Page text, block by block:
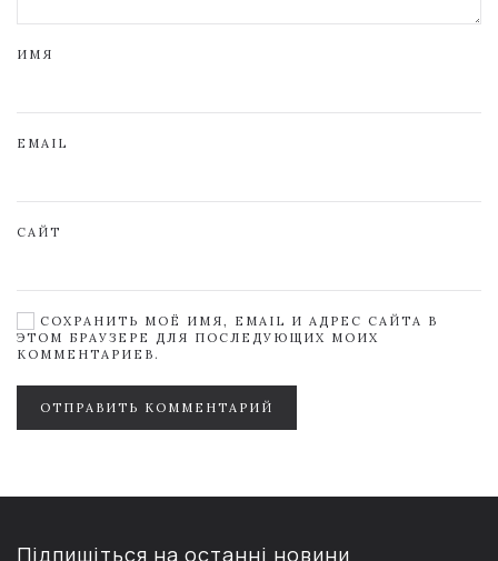
ИМЯ
EMAIL
САЙТ
СОХРАНИТЬ МОЁ ИМЯ, EMAIL И АДРЕС САЙТА В
ЭТОМ БРАУЗЕРЕ ДЛЯ ПОСЛЕДУЮЩИХ МОИХ
КОММЕНТАРИЕВ.
ОТПРАВИТЬ КОММЕНТАРИЙ
Підпишіться на останні новини